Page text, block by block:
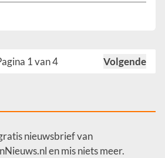
1 van 4 Volgende
nieuwsbrief van
en mis niets meer.